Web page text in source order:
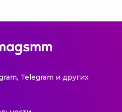
Telegram и других